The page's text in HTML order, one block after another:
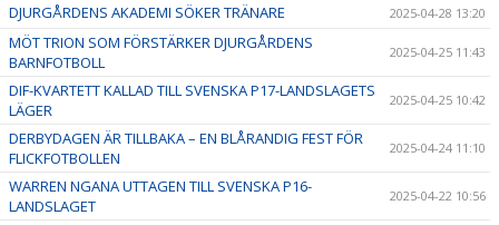
DJURGÅRDENS AKADEMI SÖKER TRÄNARE 2025-04-28 13:20
MÖT TRION SOM FÖRSTÄRKER DJURGÅRDENS
BARNFOTBOLL
2025-04-25 11:43
DIF-KVARTETT KALLAD TILL SVENSKA P17-LANDSLAGETS
LÄGER
2025-04-25 10:42
DERBYDAGEN ÄR TILLBAKA – EN BLÅRANDIG FEST FÖR
FLICKFOTBOLLEN
2025-04-24 11:10
WARREN NGANA UTTAGEN TILL SVENSKA P16-
LANDSLAGET
2025-04-22 10:56